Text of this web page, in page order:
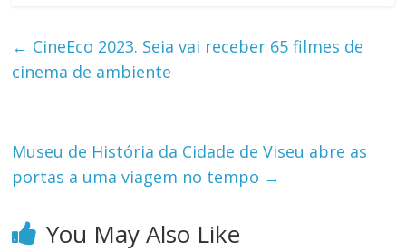
← CineEco 2023. Seia vai receber 65 filmes de
cinema de ambiente
Museu de História da Cidade de Viseu abre as
portas a uma viagem no tempo →
You May Also Like